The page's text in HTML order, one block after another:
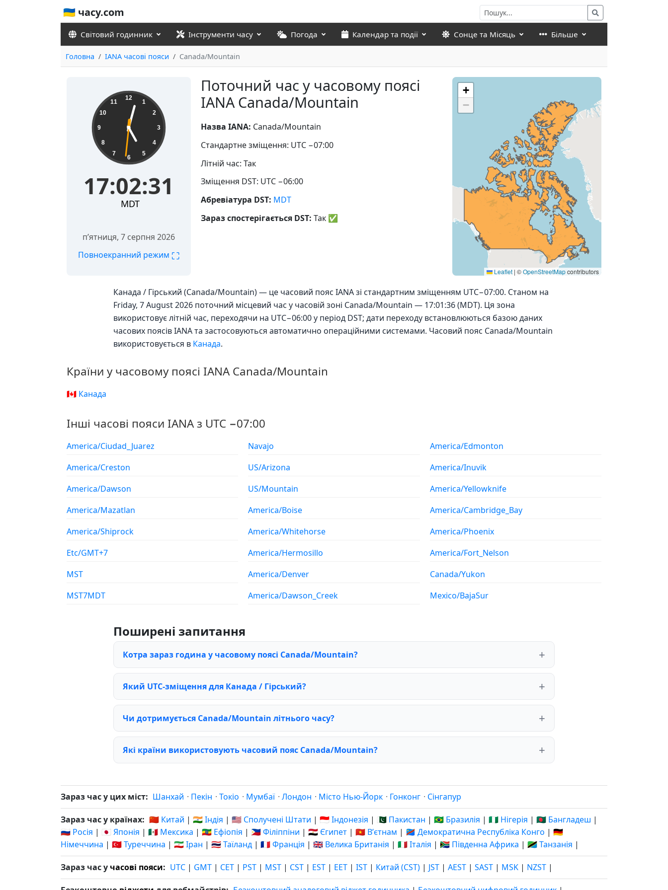
🇺🇦 часу.com
Світовий годинник Інструменти часу Погода Календар та події Сонце та Місяць Більше
Головна IANA часові пояси Canada/Mountain
Поточний час у часовому поясі
IANA Canada/Mountain
17:02:31 12
1
2
3
4
5
6
7
8
9
10
11
17:02:31
MDT
пʼятниця, 7 серпня 2026
Повноекранний режим ⛶
Назва IANA: Canada/Mountain
Стандартне зміщення: UTC −07:00
Літній час: Так
Зміщення DST: UTC −06:00
Абревіатура DST: MDT
Зараз спостерігається DST: Так ✅
+
−
Leaflet | ©OpenStreetMapcontributors
Канада / Гірський (Canada/Mountain) — це часовий пояс IANA зі стандартним зміщенням UTC−07:00. Станом на
Friday, 7 August 2026 поточний місцевий час у часовій зоні Canada/Mountain — 17:01:36 (MDT). Ця зона
використовує літній час, переходячи на UTC−06:00 у період DST; дати переходу встановлюються базою даних
часових поясів IANA та застосовуються автоматично операційними системами. Часовий пояс Canada/Mountain
використовується в Канада.
Країни у часовому поясі IANA Canada/Mountain
🇨🇦 Канада
Інші часові пояси IANA з UTC −07:00
America/Ciudad_Juarez
America/Creston
America/Dawson
America/Mazatlan
America/Shiprock
Etc/GMT+7
MST
MST7MDT
Navajo
US/Arizona
US/Mountain
America/Boise
America/Whitehorse
America/Hermosillo
America/Denver
America/Dawson_Creek
America/Edmonton
America/Inuvik
America/Yellowknife
America/Cambridge_Bay
America/Phoenix
America/Fort_Nelson
Canada/Yukon
Mexico/BajaSur
Поширені запитання
Котра зараз година у часовому поясі Canada/Mountain?
Який UTC-зміщення для Канада / Гірський?
Чи дотримується Canada/Mountain літнього часу?
Які країни використовують часовий пояс Canada/Mountain?
Зараз час у цих міст: Шанхай · Пекін · Токіо · Мумбаї · Лондон · Місто Нью-Йорк · Гонконг · Сінгапур
Зараз час у країнах: 🇨🇳 Китай | 🇮🇳 Індія | 🇺🇸 Сполучені Штати | 🇮🇩 Індонезія | 🇵🇰 Пакистан | 🇧🇷 Бразилія | 🇳🇬 Нігерія | 🇧🇩 Бангладеш |
🇷🇺 Росія | 🇯🇵 Японія | 🇲🇽 Мексика | 🇪🇹 Ефіопія | 🇵🇭 Філіппіни | 🇪🇬 Єгипет | 🇻🇳 Вʼєтнам | 🇨🇩 Демократична Республіка Конго | 🇩🇪
Німеччина | 🇹🇷 Туреччина | 🇮🇷 Іран | 🇹🇭 Таїланд | 🇫🇷 Франція | 🇬🇧 Велика Британія | 🇮🇹 Італія | 🇿🇦 Південна Африка | 🇹🇿 Танзанія |
Зараз час у часові пояси: UTC | GMT | CET | PST | MST | CST | EST | EET | IST | Китай (CST) | JST | AEST | SAST | MSK | NZST |